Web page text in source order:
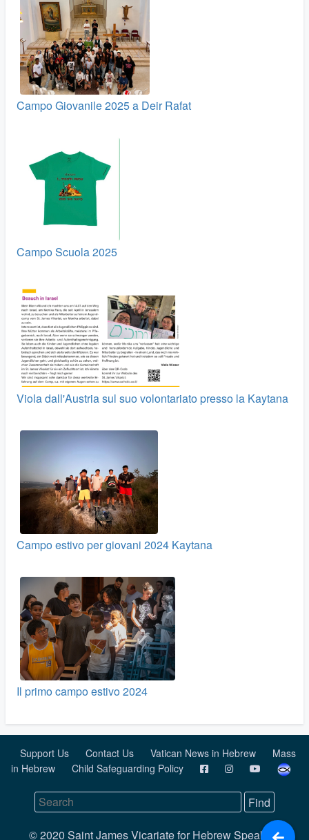
Campo Giovanile 2025 a Deir Rafat
Campo Scuola 2025
Viola dall'Austria sul suo volontariato presso la Kaytana
Campo estivo per giovani 2024 Kaytana
Il primo campo estivo 2024
Support Us Contact Us Vatican News in Hebrew
Mass
in Hebrew
Child Safeguarding Policy
© 2020 Saint James Vicariate for Hebrew Speaking